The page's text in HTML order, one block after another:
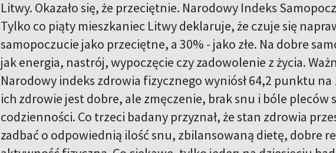
Litwy. Okazało się, że przeciętnie. Narodowy Indeks
Tylko co piąty mieszkaniec Litwy deklaruje, że czuje się
samopoczucie jako przeciętne, a 30% - jako złe. Na dobre
jak energia, nastrój, wypoczęcie czy zadowolenie z życia.
Narodowy indeks zdrowia fizycznego wyniósł 64,2 punktu na
ich zdrowie jest dobre, ale zmęczenie, brak snu i bóle pleców
codzienności. Co trzeci badany przyznał, że stan zdrowia
zadbać o odpowiednią ilość snu, zbilansowaną dietę, dobre